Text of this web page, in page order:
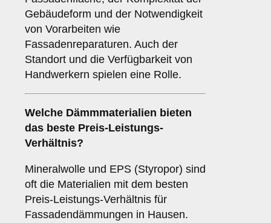
Gebäudeform und der Notwendigkeit
von Vorarbeiten wie
Fassadenreparaturen. Auch der
Standort und die Verfügbarkeit von
Handwerkern spielen eine Rolle.
Welche Dämmmaterialien bieten
das beste Preis-Leistungs-
Verhältnis?
Mineralwolle und EPS (Styropor) sind
oft die Materialien mit dem besten
Preis-Leistungs-Verhältnis für
Fassadendämmungen in Hausen.